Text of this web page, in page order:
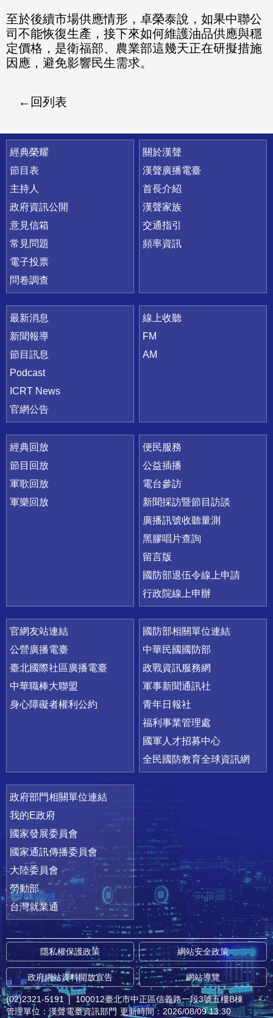
至於後續市場供應情形，卓榮泰說，如果中聯公
司不能恢復生產，接下來如何維護油品供應與穩
定價格，是衛福部、農業部這幾天正在研擬措施
因應，避免影響民生需求。
回列表
快速連結
經典榮耀
節目表
主持人
政府資訊公開
意見信箱
常見問題
電子投票
問卷調查
關於漢聲
漢聲廣播電臺
首長介紹
漢聲家族
交通指引
頻率資訊
最新消息
新聞報導
節目訊息
Podcast
ICRT News
官網公告
線上收聽
FM
AM
經典回放
節目回放
軍歌回放
軍樂回放
便民服務
公益插播
電台參訪
新聞採訪暨節目訪談
廣播訊號收聽量測
黑膠唱片查詢
留言版
國防部退伍令線上申請
行政院線上申辦
官網友站連結
公營廣播電臺
臺北國際社區廣播電臺
中華職棒大聯盟
身心障礙者權利公約
國防部相關單位連結
中華民國國防部
政戰資訊服務網
軍事新聞通訊社
青年日報社
福利事業管理處
國軍人才招募中心
全民國防教育全球資訊網
政府部門相關單位連結
我的E政府
國家發展委員會
國家通訊傳播委員會
大陸委員會
勞動部
台灣就業通
隱私權保護政策 網站安全政策
政府網站資料開放宣告 網站導覽
(02)2321-5191 │ 100012臺北市中正區信義路一段3號五樓B棟
管理單位：漢聲電臺資訊部門 更新時間：2026/08/09 13:30